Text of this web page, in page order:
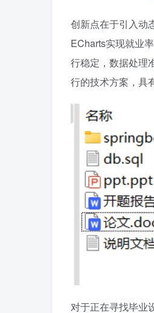
创新点在于引入动
ECharts实现就业
行稳定，数据处理
行的技术方案，具
对于正在寻找毕业